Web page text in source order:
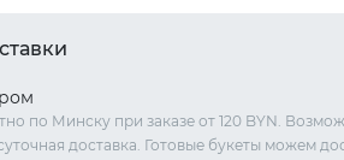
по Минску при заказе от 120 BYN.
доставка. Готовые букеты можем